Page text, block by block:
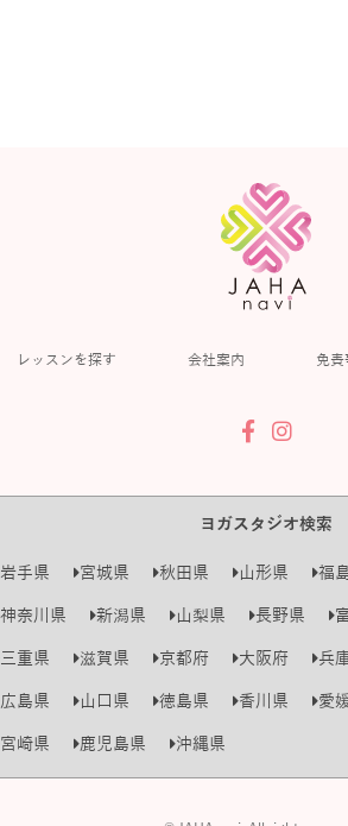
レッスンを探す 会社案内 免
ヨガスタジオ検索
岩手県 宮城県 秋田県 山形県 福
神奈川県 新潟県 山梨県 長野県
三重県 滋賀県 京都府 大阪府 兵
広島県 山口県 徳島県 香川県 愛
宮崎県 鹿児島県 沖縄県